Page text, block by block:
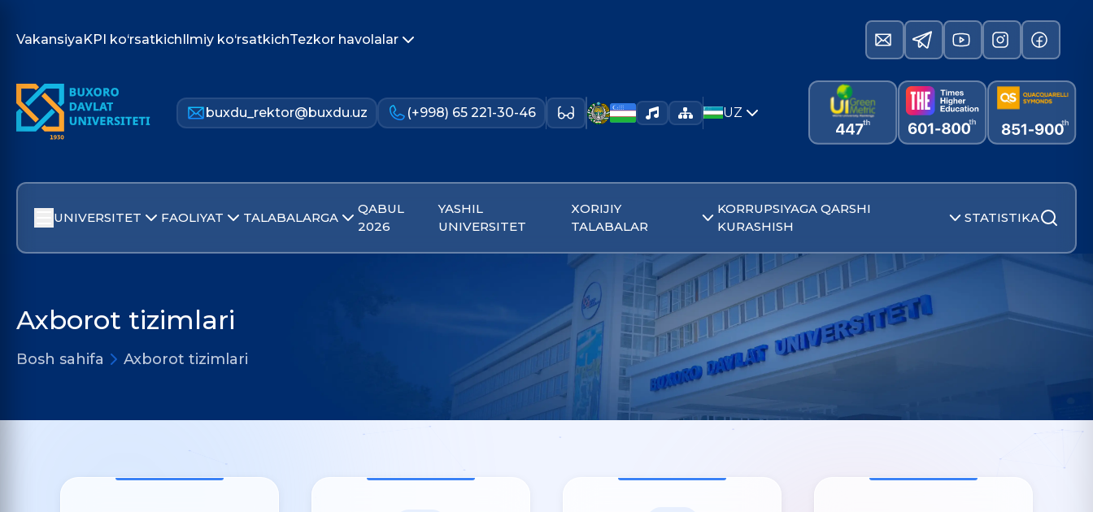
VakansiyaKPI ko‘rsatkichIlmiy ko‘rsatkichTezkor havolalar
buxdu_rektor@buxdu.uz (+998) 65 221-30-46 UZ
UNIVERSITET FAOLIYAT TALABALARGA
QABUL
2026
YASHIL
UNIVERSITET
XORIJIY
TALABALAR
KORRUPSIYAGA QARSHI
KURASHISH
STATISTIKA
Axborot tizimlari
Bosh sahifa Axborot tizimlari